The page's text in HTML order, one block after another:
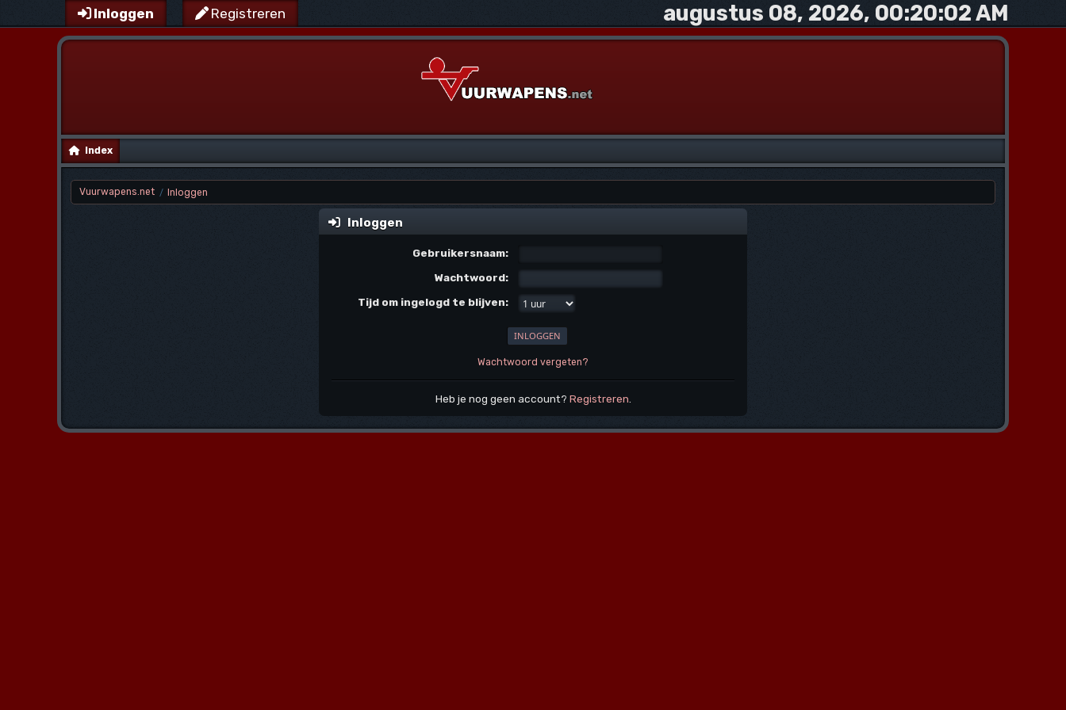
Inloggen Registreren augustus 08, 2026, 00:20:02 AM
Index
Vuurwapens.net / Inloggen
Inloggen
Gebruikersnaam:
Wachtwoord:
Tijd om ingelogd te blijven:
Wachtwoord vergeten?
Heb je nog geen account? Registreren